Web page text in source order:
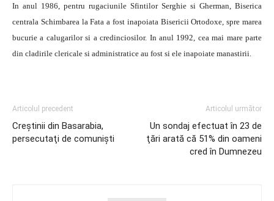
In anul 1986, pentru rugaciunile Sfintilor Serghie si Gherman, Biserica
centrala Schimbarea la Fata a fost inapoiata Bisericii Ortodoxe, spre marea
bucurie a calugarilor si a credinciosilor. In anul 1992, cea mai mare parte
din cladirile clericale si administratice au fost si ele inapoiate manastirii.
Articolul precedent
Creştinii din Basarabia,
persecutaţi de comunişti
Articolul următor
Un sondaj efectuat în 23 de
ţări arată că 51% din oameni
cred în Dumnezeu